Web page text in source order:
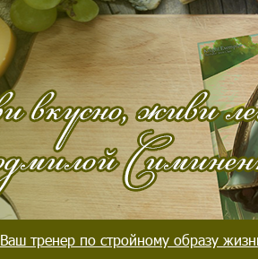
Ваш тренер по стройному образу